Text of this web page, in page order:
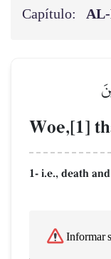
Capítulo:
Woe,[1]
1- i.e., death
Informar